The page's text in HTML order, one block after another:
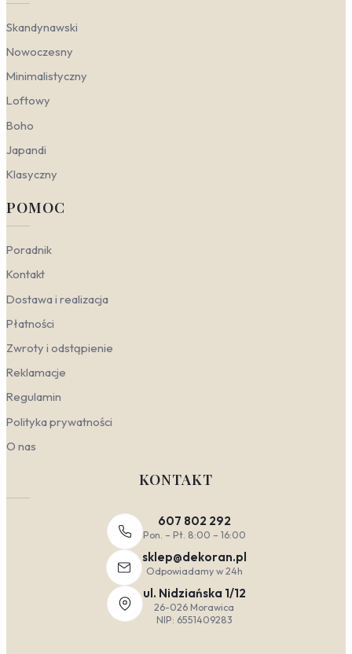
Skandynawski
Nowoczesny
Minimalistyczny
Loftowy
Boho
Japandi
Klasyczny
POMOC
Poradnik
Kontakt
Dostawa i realizacja
Płatności
Zwroty i odstąpienie
Reklamacje
Regulamin
Polityka prywatności
O nas
KONTAKT
607 802 292
Pon. – Pt. 8:00 – 16:00
sklep@dekoran.pl
Odpowiadamy w 24h
ul. Nidziańska 1/12
26-026 Morawica
NIP: 6551409283